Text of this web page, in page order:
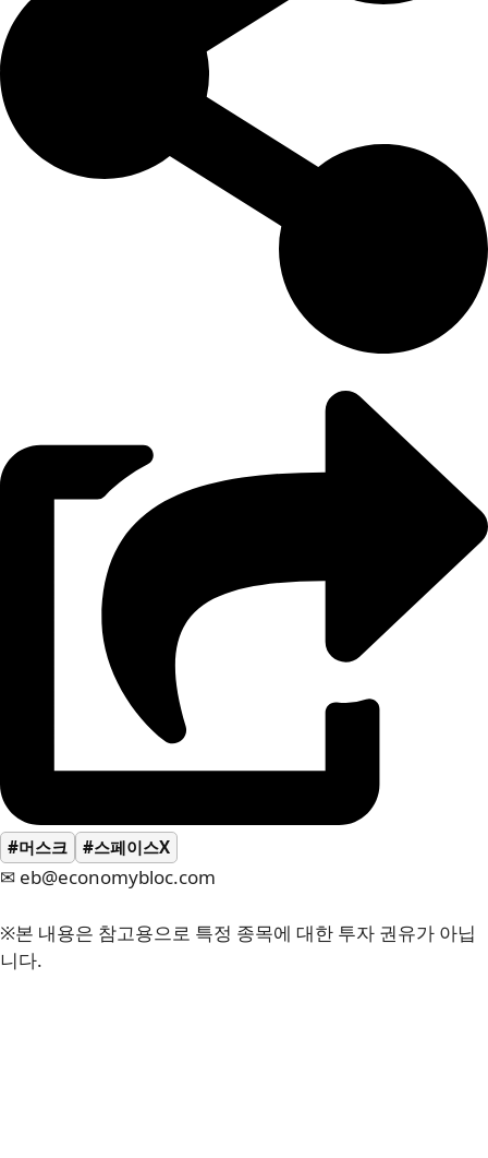
#머스크 #스페이스X
✉ eb@economybloc.com
※본 내용은 참고용으로 특정 종목에 대한 투자 권유가 아닙
니다.